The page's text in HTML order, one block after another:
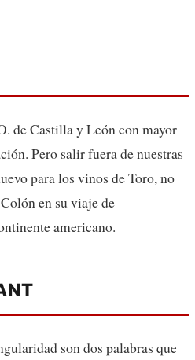
de Castilla y León con mayor
Pero salir fuera de nuestras
para los vinos de Toro, no
en su viaje de
americano.
son dos palabras que